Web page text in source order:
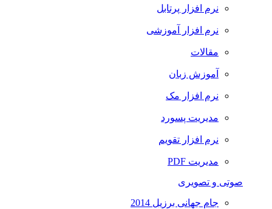
نرم افزار پرتابل
نرم افزار آموزشی
مقالات
آموزش زبان
نرم افزار مک
مدیریت پسورد
نرم افزار تقویم
مدیریت PDF
صوتی و تصویری
جام جهانی برزیل 2014